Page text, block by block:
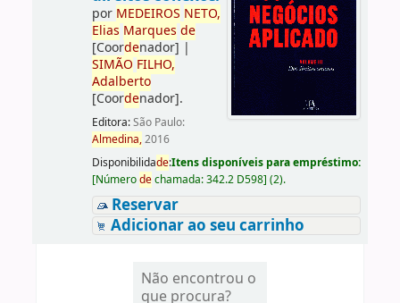
por MEDEIROS NETO,
Elias Marques de
[Coordenador] |
SIMÃO FILHO,
Adalberto
[Coordenador].
Editora:São Paulo:
Almedina,2016
Disponibilidade:Itens disponíveis para empréstimo:
[Númerodechamada:342.2 D598] (2).
Reservar
Adicionar ao seu carrinho
Não encontrou o
que procura?